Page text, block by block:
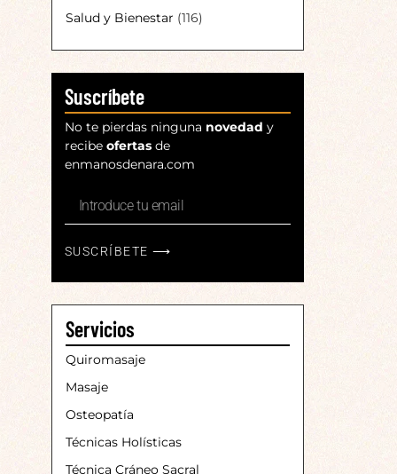
Salud y Bienestar (116)
Suscríbete
No te pierdas ninguna novedad y
recibe ofertasde
enmanosdenara.com
SUSCRÍBETE ⟶
Servicios
Quiromasaje
Masaje
Osteopatía
Técnicas Holísticas
Técnica Cráneo Sacral